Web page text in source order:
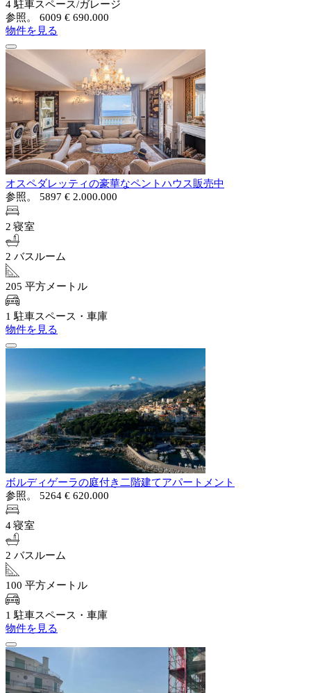
4 駐車スペース/ガレージ
参照。 6009 € 690.000
物件を見る
オスペダレッティの豪華なペントハウス販売中
参照。 5897 € 2.000.000
2 寝室
2 バスルーム
205 平方メートル
1 駐車スペース・車庫
物件を見る
ボルディゲーラの庭付き二階建てアパートメント
参照。 5264 € 620.000
4 寝室
2 バスルーム
100 平方メートル
1 駐車スペース・車庫
物件を見る